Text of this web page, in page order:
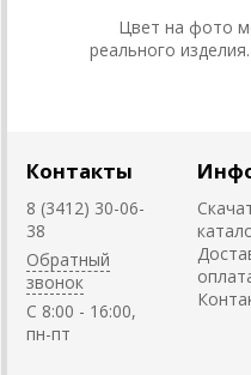
Цвет на фото
реального изделия.
Контакты
8 (3412) 30-06-
38
Обратный
звонок
C 8:00 - 16:00,
пн-пт